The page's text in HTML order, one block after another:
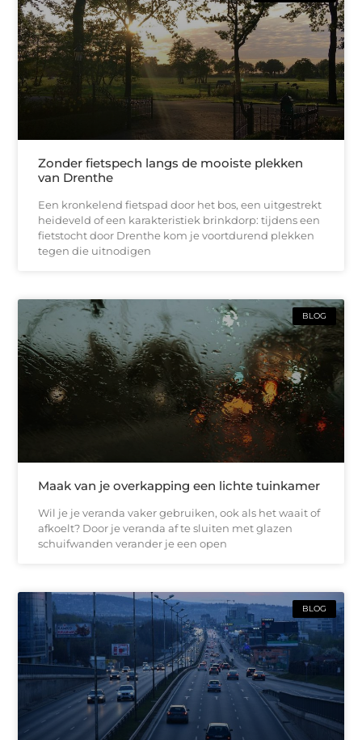
Zonder fietspech langs de mooiste plekken
van Drenthe
Een kronkelend fietspad door het bos, een uitgestrekt
heideveld of een karakteristiek brinkdorp: tijdens een
fietstocht door Drenthe kom je voortdurend plekken
tegen die uitnodigen
BLOG
Maak van je overkapping een lichte tuinkamer
Wil je je veranda vaker gebruiken, ook als het waait of
afkoelt? Door je veranda af te sluiten met glazen
schuifwanden verander je een open
BLOG